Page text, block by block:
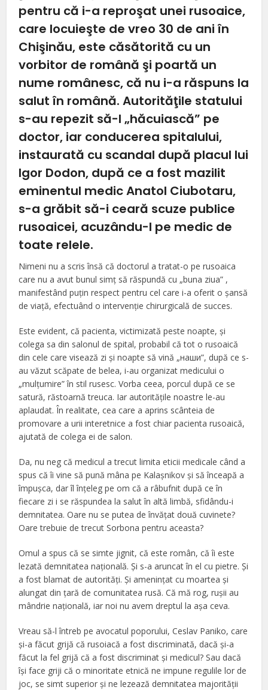
pentru că i-a reproşat unei rusoaice,
care locuieşte de vreo 30 de ani în
Chişinău, este căsătorită cu un
vorbitor de română şi poartă un
nume românesc, că nu i-a răspuns la
salut în română. Autorităţile statului
s-au repezit să-l „hăcuiască” pe
doctor, iar conducerea spitalului,
instaurată cu scandal după placul lui
Igor Dodon, după ce a fost mazilit
eminentul medic Anatol Ciubotaru,
s-a grăbit să-i ceară scuze publice
rusoaicei, acuzându-l pe medic de
toate relele.
Nimeni nu a scris însă că doctorul a tratat-o pe rusoaica
care nu a avut bunul simţ să răspundă cu „buna ziua” ,
manifestând puţin respect pentru cel care i-a oferit o şansă
de viaţă, efectuând o intervenţie chirurgicală de succes.
Este evident, că pacienta, victimizată peste noapte, şi
colega sa din salonul de spital, probabil că tot o rusoaică
din cele care visează zi şi noapte să vină „наши”, după ce s-
au văzut scăpate de belea, i-au organizat medicului o
„mulţumire” în stil rusesc. Vorba ceea, porcul după ce se
satură, răstoarnă treuca. Iar autorităţile noastre le-au
aplaudat. În realitate, cea care a aprins scânteia de
promovare a urii interetnice a fost chiar pacienta rusoaică,
ajutată de colega ei de salon.
Da, nu neg că medicul a trecut limita eticii medicale când a
spus că îi vine să pună mâna pe Kalaşnikov şi să înceapă a
împuşca, dar îl înţeleg pe om că a râbufnit după ce în
fiecare zi i se răspundea la salut în altă limbă, sfidându-i
demnitatea. Oare nu se putea de învăţat două cuvinete?
Oare trebuie de trecut Sorbona pentru aceasta?
Omul a spus că se simte jignit, că este român, că îi este
lezată demnitatea naţională. Şi s-a aruncat în el cu pietre. Şi
a fost blamat de autorităţi. Şi ameninţat cu moartea şi
alungat din ţară de comunitatea rusă. Că mă rog, ruşii au
mândrie naţională, iar noi nu avem dreptul la aşa ceva.
Vreau să-l întreb pe avocatul poporului, Ceslav Paniko, care
şi-a făcut grijă că rusoiacă a fost discriminată, dacă şi-a
făcut la fel grijă că a fost discriminat şi medicul? Sau dacă
îşi face griji că o minoritate etnică ne impune regulile lor de
joc, se simt superior şi ne lezează demnitatea majorităţii